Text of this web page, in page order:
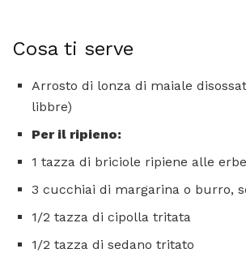
Cosa ti serve
Arrosto di lonza di maiale
libbre)
Per il ripieno:
1 tazza di briciole ripiene alle erbe
3 cucchiai di margarina o burro,
1/2 tazza di cipolla tritata
1/2 tazza di sedano tritato